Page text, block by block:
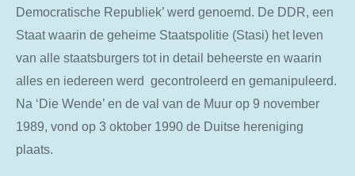
Democratische Republiek’ werd genoemd. De DDR, een
Staat waarin de geheime Staatspolitie (Stasi) het leven
van alle staatsburgers tot in detail beheerste en waarin
alles en iedereen werd gecontroleerd en gemanipuleerd.
Na ‘Die Wende’ en de val van de Muur op 9 november
1989, vond op 3 oktober 1990 de Duitse hereniging
plaats.